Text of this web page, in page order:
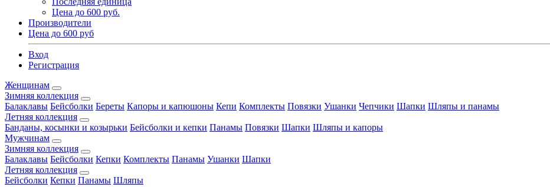
Цена до 600 руб.
Производители
Цена до 600 руб
Вход
Регистрация
Женщинам
Зимняя коллекция
Балаклавы Бейсболки Береты Капоры и капюшоны Кепи Комплекты Повязки Ушанки Чепчики Шапки Шляпы и панамы
Летняя коллекция
Банданы, косынки и козырьки Бейсболки и кепки Панамы Повязки Шапки Шляпы и капоры
Мужчинам
Зимняя коллекция
Балаклавы Бейсболки Кепки Комплекты Панамы Ушанки Шапки
Летняя коллекция
Бейсболки Кепки Панамы Шляпы